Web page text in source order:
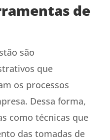
de
são
que
os processos
Dessa forma,
como técnicas que
das tomadas de